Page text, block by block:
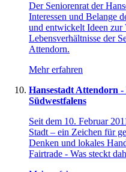
Der Seniorenrat der
Interessen und Belange
und entwickelt Ideen zur
Lebensverhältnisse der
Attendorn.
Mehr erfahren
Hansestadt Attendorn
Südwestfalens
Seit dem 10. Februar
Stadt – ein Zeichen für
Denken und lokales
Fairtrade - Was steckt